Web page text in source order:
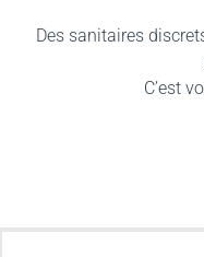
Des sanitaires
C’est